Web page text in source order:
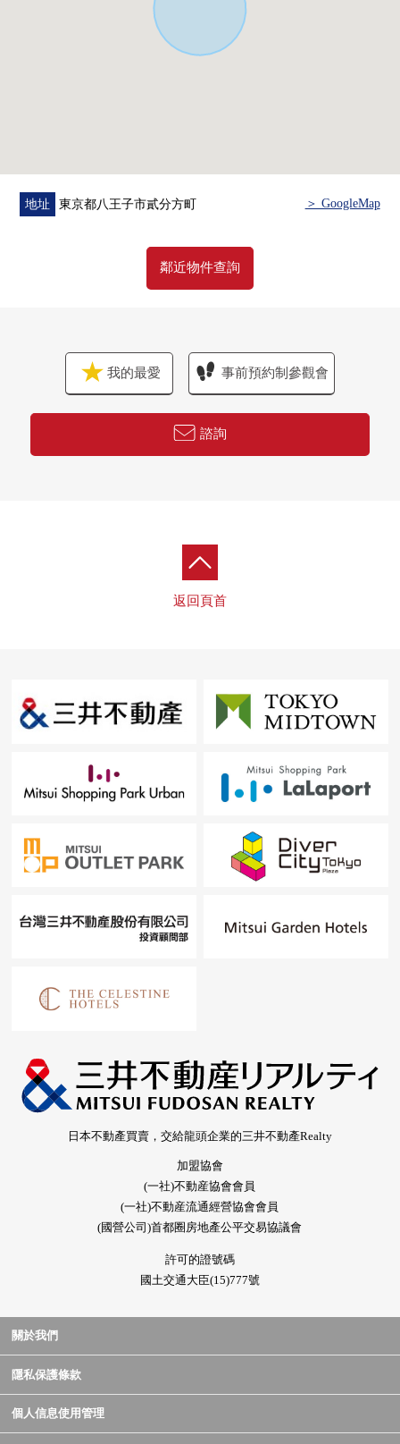
房屋的詳細、需討論是如感興趣,歡迎請隨時聯繫我們。
地址 東京都八王子市貳分方町 ＞ GoogleMap
鄰近物件查詢
我的最愛 事前預約制參觀會
諮詢
返回頁首
日本不動產買賣，交給龍頭企業的三井不動產Realty
加盟協會
(一社)不動産協會會員
(一社)不動産流通經營協會會員
(國營公司)首都圈房地產公平交易協議會
許可的證號碼
國土交通大臣(15)777號
關於我們
隱私保護條款
個人信息使用管理